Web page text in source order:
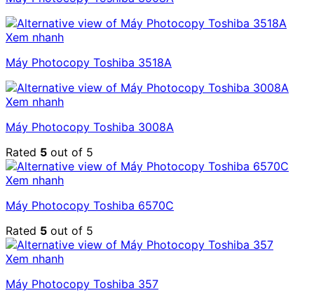
Xem nhanh
Máy Photocopy Toshiba 3518A
Xem nhanh
Máy Photocopy Toshiba 3008A
Rated 5 out of 5
Xem nhanh
Máy Photocopy Toshiba 6570C
Rated 5 out of 5
Xem nhanh
Máy Photocopy Toshiba 357